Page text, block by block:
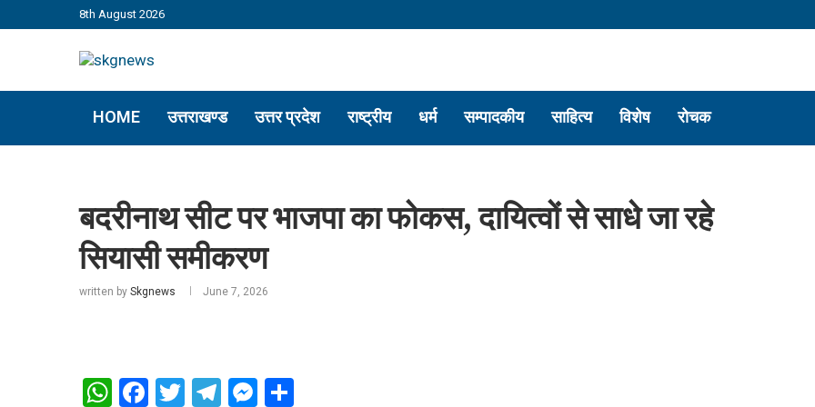
8th August 2026
HOME उत्तराखण्ड उत्तर प्रदेश राष्ट्रीय धर्म सम्पादकीय साहित्य विशेष रोचक
बदरीनाथ सीट पर भाजपा का फोकस, दायित्वों से साधे जा रहे
सियासी समीकरण
written by Skgnews June 7, 2026
WhatsApp
Facebook
Twitter
Telegram
Messenger